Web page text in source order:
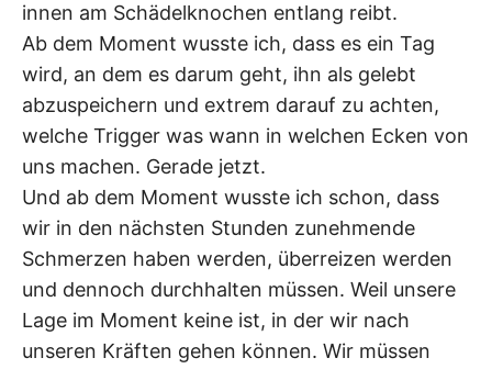
innen am Schädelknochen entlang reibt.
Ab dem Moment wusste ich, dass es ein Tag
wird, an dem es darum geht, ihn als gelebt
abzuspeichern und extrem darauf zu achten,
welche Trigger was wann in welchen Ecken von
uns machen. Gerade jetzt.
Und ab dem Moment wusste ich schon, dass
wir in den nächsten Stunden zunehmende
Schmerzen haben werden, überreizen werden
und dennoch durchhalten müssen. Weil unsere
Lage im Moment keine ist, in der wir nach
unseren Kräften gehen können. Wir müssen